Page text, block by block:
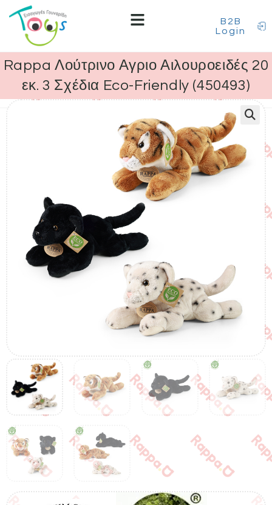
B2B
Login
Rappa Λούτρινο Αγριο Αιλουροειδές 20
εκ. 3 Σχέδια Eco-Friendly (450493)